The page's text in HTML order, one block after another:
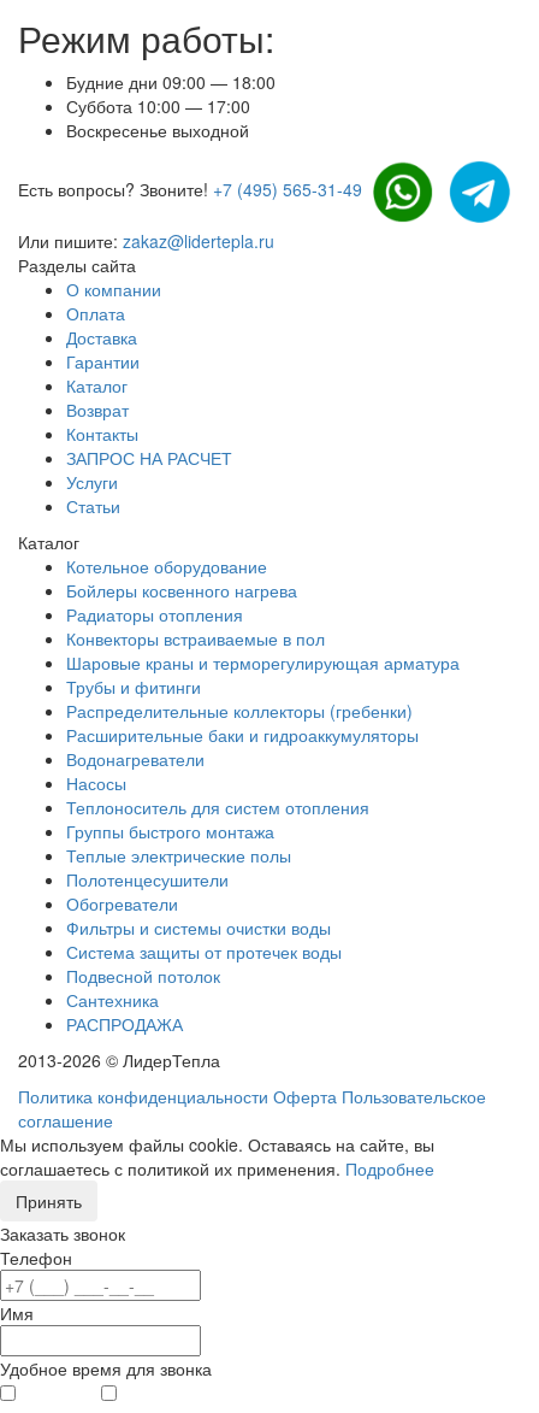
Режим работы:
Будние дни 09:00 — 18:00
Суббота 10:00 — 17:00
Воскресенье выходной
Есть вопросы? Звоните! +7 (495) 565-31-49
Или пишите: zakaz@lidertepla.ru
Разделы сайта
О компании
Оплата
Доставка
Гарантии
Каталог
Возврат
Контакты
ЗАПРОС НА РАСЧЕТ
Услуги
Статьи
Каталог
Котельное оборудование
Бойлеры косвенного нагрева
Радиаторы отопления
Конвекторы встраиваемые в пол
Шаровые краны и терморегулирующая арматура
Трубы и фитинги
Распределительные коллекторы (гребенки)
Расширительные баки и гидроаккумуляторы
Водонагреватели
Насосы
Теплоноситель для систем отопления
Группы быстрого монтажа
Теплые электрические полы
Полотенцесушители
Обогреватели
Фильтры и системы очистки воды
Система защиты от протечек воды
Подвесной потолок
Сантехника
РАСПРОДАЖА
2013-2026 © ЛидерТепла
Политика конфиденциальности Оферта Пользовательское
соглашение
Мы используем файлы cookie. Оставаясь на сайте, вы
соглашаетесь с политикой их применения. Подробнее
Принять
Заказать звонок
Телефон
Имя
Удобное время для звонка